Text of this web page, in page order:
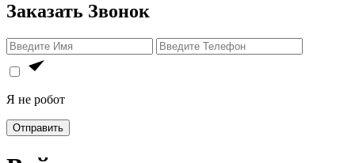
Заказать Звонок
Я не робот
Отправить